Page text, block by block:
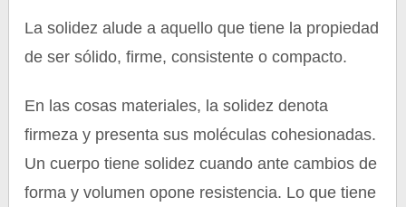
La solidez alude a aquello que tiene la propiedad
de ser sólido, firme, consistente o compacto.
En las cosas materiales, la solidez denota
firmeza y presenta sus moléculas cohesionadas.
Un cuerpo tiene solidez cuando ante cambios de
forma y volumen opone resistencia. Lo que tiene